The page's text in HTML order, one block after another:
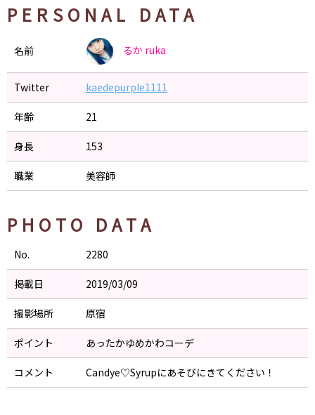
PERSONAL DATA
名前 るか ruka
Twitter kaedepurple1111
年齢 21
身長 153
職業 美容師
PHOTO DATA
No. 2280
掲載日 2019/03/09
撮影場所 原宿
ポイント あったかゆめかわコーデ
コメント Candye♡Syrupにあそびにきてください！